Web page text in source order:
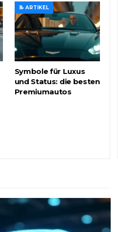
📝 ARTIKEL
Symbole für Luxus
und Status: die besten
Premiumautos